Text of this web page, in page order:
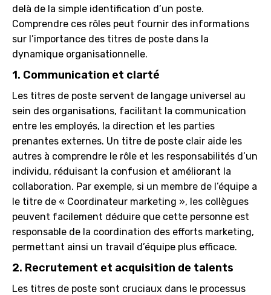
delà de la simple identification d’un poste.
Comprendre ces rôles peut fournir des informations
sur l’importance des titres de poste dans la
dynamique organisationnelle.
1. Communication et clarté
Les titres de poste servent de langage universel au
sein des organisations, facilitant la communication
entre les employés, la direction et les parties
prenantes externes. Un titre de poste clair aide les
autres à comprendre le rôle et les responsabilités d’un
individu, réduisant la confusion et améliorant la
collaboration. Par exemple, si un membre de l’équipe a
le titre de « Coordinateur marketing », les collègues
peuvent facilement déduire que cette personne est
responsable de la coordination des efforts marketing,
permettant ainsi un travail d’équipe plus efficace.
2. Recrutement et acquisition de talents
Les titres de poste sont cruciaux dans le processus